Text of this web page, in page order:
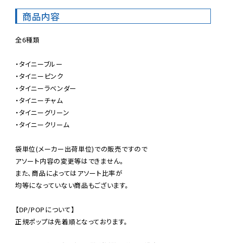
商品内容
全6種類
・タイニーブルー
・タイニーピンク
・タイニーラベンダー
・タイニーチャム
・タイニーグリーン
・タイニークリーム
袋単位(メーカー出荷単位)での販売ですので
アソート内容の変更等はできません。
また、商品によってはアソート比率が
均等になっていない商品もございます。
【DP/POPについて】
正規ポップは先着順となっております。